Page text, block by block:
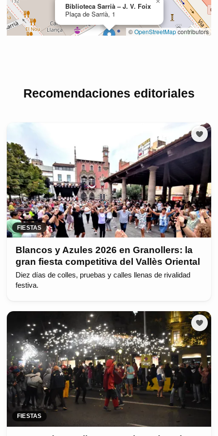
Recomendaciones editoriales
FIESTAS
Blancos y Azules 2026 en Granollers: la
gran fiesta competitiva del Vallès Oriental
Diez días de colles, pruebas y calles llenas de rivalidad
festiva.
FIESTAS